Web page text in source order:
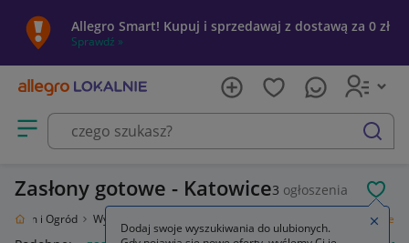
Allegro Smart! Kupuj i sprzedawaj z dostawą za 0 zł
Sprawdź »
Otwórz menu z kategoriami
szukaj
Zasłony gotowe - Katowice3 ogłoszenia
Dom i Ogród Wyposażenie Zasłony gotowe
Dodaj swoje wyszukiwania do ulubionych.